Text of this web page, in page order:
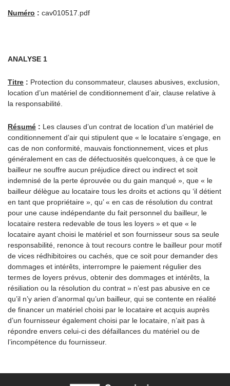
Numéro : cav010517.pdf
ANALYSE 1
Titre : Protection du consommateur, clauses abusives, exclusion,
location d’un matériel de conditionnement d’air, clause relative à
la responsabilité.
Résumé : Les clauses d’un contrat de location d’un matériel de
conditionnement d’air qui stipulent que « le locataire s’engage, en
cas de non conformité, mauvais fonctionnement, vices et plus
généralement en cas de défectuosités quelconques, à ce que le
bailleur ne souffre aucun préjudice direct ou indirect et soit
indemnisé de la perte éprouvée ou du gain manqué », que « le
bailleur délègue au locataire tous les droits et actions qu ‘il détient
en tant que propriétaire », qu’ « en cas de résolution du contrat
pour une cause indépendante du fait personnel du bailleur, le
locataire restera redevable de tous les loyers » et que « le
locataire ayant choisi le matériel et son fournisseur sous sa seule
responsabilité, renonce à tout recours contre le bailleur pour motif
de vices rédhibitoires ou cachés, que ce soit pour demander des
dommages et intérêts, interrompre le paiement régulier des
termes de loyers prévus, obtenir des dommages et intérêts, la
résiliation ou la résolution du contrat » n’est pas abusive en ce
qu’il n’y arien d’anormal qu’un bailleur, qui se contente en réalité
de financer un matériel choisi par le locataire et acquis auprès
d’un fournisseur également choisi par le locataire, n’ait pas à
répondre envers celui-ci des défaillances du matériel ou de
l’incompétence du fournisseur.